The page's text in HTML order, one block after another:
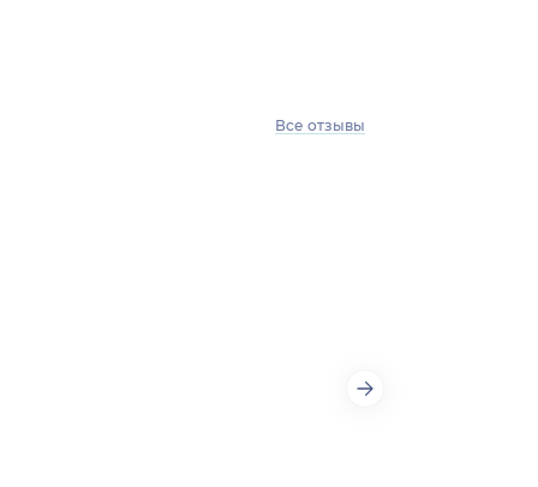
Все отзывы